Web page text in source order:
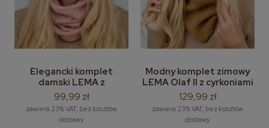
Elegancki komplet
damski LEMA z
wałeczkiem – zimowa
czapka damska z
kominem
99,99 zł
zawiera 23% VAT, bez kosztów
dostawy
Modny komplet zimowy
LEMA Olaf II z cyrkoniami
– zimowa czapka damska
i komin
129,99 zł
zawiera 23% VAT, bez kosztów
dostawy